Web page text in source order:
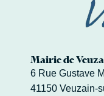
Mairie de
6 Rue Gustave
41150 Veuzain-